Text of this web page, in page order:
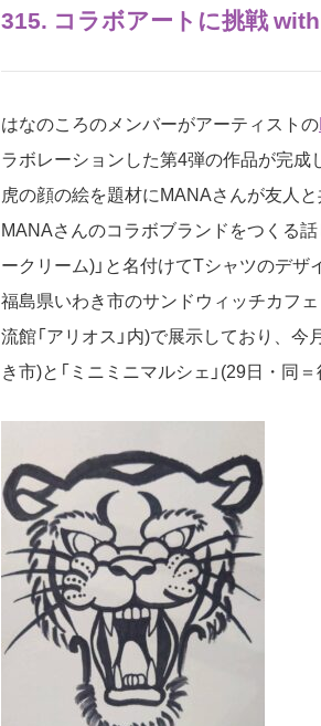
315. コラボアートに挑戦 with
はなのころのメンバーがアーティストの
ラボレーションした第4弾の作品が完成
虎の顔の絵を題材にMANAさんが友人
MANAさんのコラボブランドをつくる
ークリーム)」と名付けてTシャツのデ
福島県いわき市のサンドウィッチカフェ
流館「アリオス」内)で展示しており、今
き市)と「ミニミニマルシェ」(29日・同